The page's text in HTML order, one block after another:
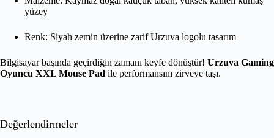
yüzey
Renk: Siyah zemin üzerine zarif Urzuva logolu tasarım
Bilgisayar başında geçirdiğin zamanı keyfe dönüştür! Urzuva Gaming
Oyuncu XXL Mouse Pad ile performansını zirveye taşı.
Değerlendirmeler